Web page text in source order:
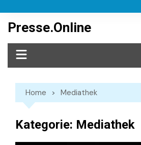
content
Presse.Online
Home Mediathek
Kategorie: Mediathek